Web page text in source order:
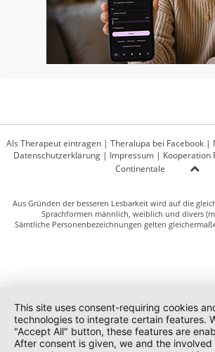
Als Therapeut eintragen | Theralupa bei Facebook |
Datenschutzerklärung| Impressum| Kooperation
Continentale
Aus Gründen der besseren Lesbarkeit wird auf die
Sprachformen männlich, weiblich und divers
Sämtliche Personenbezeichnungen gelten
This site uses consent-requiring cookies
technologies to integrate certain features.
"Accept All" button, these features are
After consent is given, we and the